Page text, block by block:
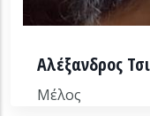
Αλέξανδρος
Μέλος